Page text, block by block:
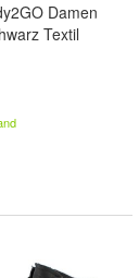
Damen
Textil